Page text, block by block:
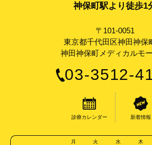
神保町駅より徒歩1
〒101-0051
東京都千代田区神田神保
神田神保町メディカルモ
03-3512-
診療カレンダー 新着情報
月 火 水 木